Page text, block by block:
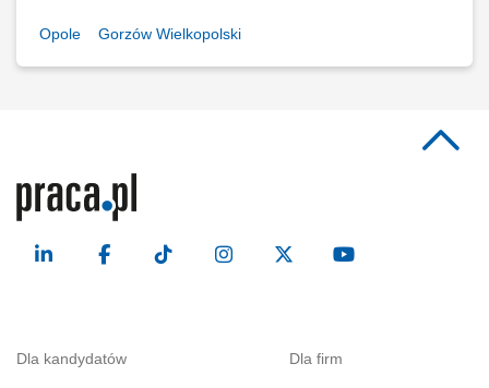
Opole Gorzów Wielkopolski
Dla kandydatów Dla firm